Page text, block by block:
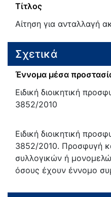
Τίτλος
Αίτηση για ανταλλαγή
Σχετικά
Έννομα μέσα
Ειδική διοικητική
3852/2010
Ειδική διοικητική
3852/2010. Προσφυγή
συλλογικών ή
όσους έχουν έννομο